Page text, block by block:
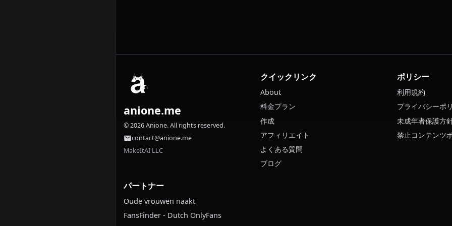
Rias Gremoryとボイス通話できますか？
Rias Gremoryとのロールプレイはフィルターなし
Rias Gremoryとのチャットを始めるには？